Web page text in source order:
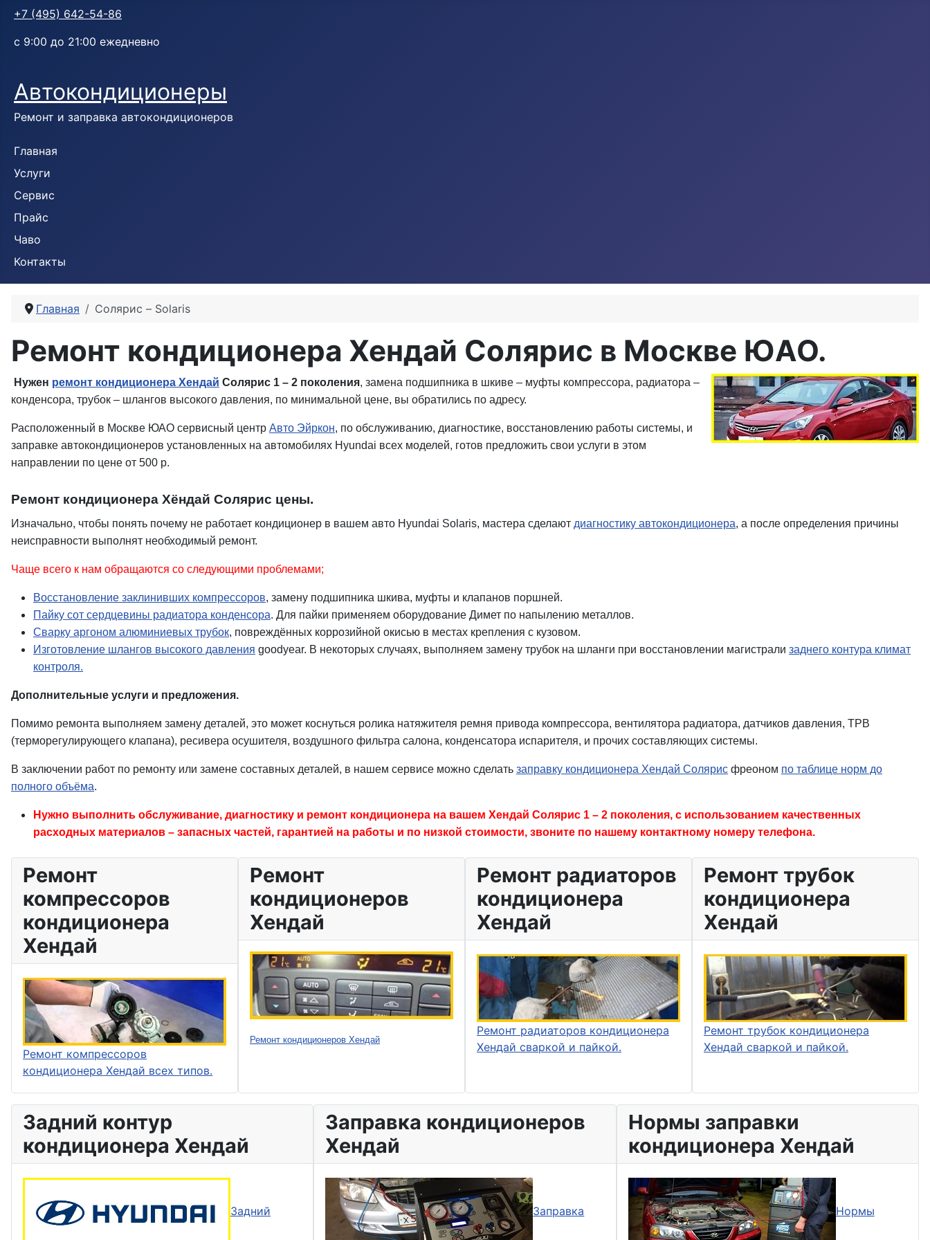
+7 (495) 642-54-86
с 9:00 до 21:00 ежедневно
Автокондиционеры
Ремонт и заправка автокондиционеров
Главная
Услуги
Сервис
Прайс
Чаво
Контакты
Главная Солярис – Solaris
Ремонт кондиционера Хендай Солярис в Москве ЮАО.
Нужен ремонт кондиционера Хендай Солярис 1 – 2 поколения, замена подшипника в шкиве – муфты компрессора, радиатора –
конденсора, трубок – шлангов высокого давления, по минимальной цене, вы обратились по адресу.
Расположенный в Москве ЮАО сервисный центр Авто Эйркон, по обслуживанию, диагностике, восстановлению работы системы, и
заправке автокондиционеров установленных на автомобилях Hyundai всех моделей, готов предложить свои услуги в этом
направлении по цене от 500 р.
Ремонт кондиционера Хёндай Солярис цены.
Изначально, чтобы понять почему не работает кондиционер в вашем авто Hyundai Solaris, мастера сделают диагностику автокондиционера, а после определения причины
неисправности выполнят необходимый ремонт.
Чаще всего к нам обращаются со следующими проблемами;
Восстановление заклинивших компрессоров, замену подшипника шкива, муфты и клапанов поршней.
Пайку сот сердцевины радиатора конденсора. Для пайки применяем оборудование Димет по напылению металлов.
Сварку аргоном алюминиевых трубок, повреждённых коррозийной окисью в местах крепления с кузовом.
Изготовление шлангов высокого давления goodyear. В некоторых случаях, выполняем замену трубок на шланги при восстановлении магистрали заднего контура климат
контроля.
Дополнительные услуги и предложения.
Помимо ремонта выполняем замену деталей, это может коснуться ролика натяжителя ремня привода компрессора, вентилятора радиатора, датчиков давления, ТРВ
(терморегулирующего клапана), ресивера осушителя, воздушного фильтра салона, конденсатора испарителя, и прочих составляющих системы.
В заключении работ по ремонту или замене составных деталей, в нашем сервисе можно сделать заправку кондиционера Хендай Солярис фреоном по таблице норм до
полного объёма.
Нужно выполнить обслуживание, диагностику и ремонт кондиционера на вашем Хендай Солярис 1 – 2 поколения, с использованием качественных
расходных материалов – запасных частей, гарантией на работы и по низкой стоимости, звоните по нашему контактному номеру телефона.
Ремонт
компрессоров
кондиционера
Хендай
Ремонт компрессоров
кондиционера Хендай всех типов.
Ремонт
кондиционеров
Хендай
Ремонт кондиционеров Хендай
Ремонт радиаторов
кондиционера
Хендай
Ремонт радиаторов кондиционера
Хендай сваркой и пайкой.
Ремонт трубок
кондиционера
Хендай
Ремонт трубок кондиционера
Хендай сваркой и пайкой.
Задний контур
кондиционера Хендай
Задний
Заправка кондиционеров
Хендай
Заправка
Нормы заправки
кондиционера Хендай
Нормы